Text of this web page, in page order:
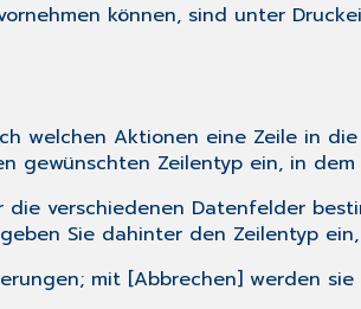
können, sind unter
welchen Aktionen eine Zeile in
gewünschten Zeilentyp ein, in
die verschiedenen Datenfelder
Sie dahinter den Zeilentyp
mit [Abbrechen] werden sie